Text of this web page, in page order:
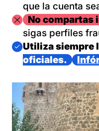
que la cuenta
ImagenNo compartas
sigas perfiles
Imagen
Utiliza siempre
oficiales.